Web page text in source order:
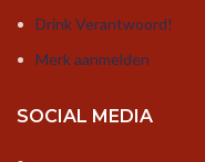
Drink Verantwoord!
Merk aanmelden
SOCIAL MEDIA